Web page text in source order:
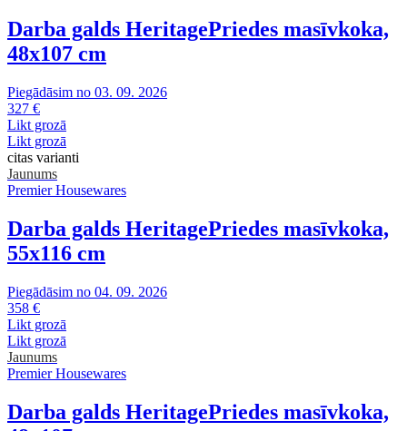
Darba galds HeritagePriedes masīvkoka,
48x107 cm
Piegādāsim no 03. 09. 2026
327 €
Likt grozā
Likt grozā
citas varianti
Jaunums
Premier Housewares
Darba galds HeritagePriedes masīvkoka,
55x116 cm
Piegādāsim no 04. 09. 2026
358 €
Likt grozā
Likt grozā
Jaunums
Premier Housewares
Darba galds HeritagePriedes masīvkoka,